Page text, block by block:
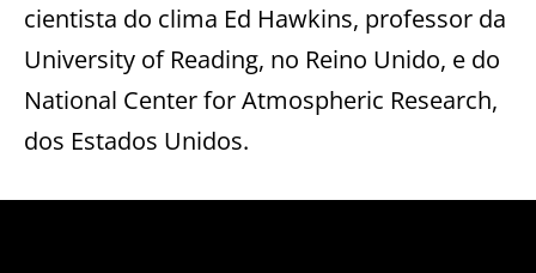
cientista do clima Ed Hawkins, professor da
University of Reading, no Reino Unido, e do
National Center for Atmospheric Research,
dos Estados Unidos.